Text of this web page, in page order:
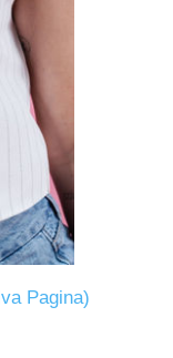
Pagina)